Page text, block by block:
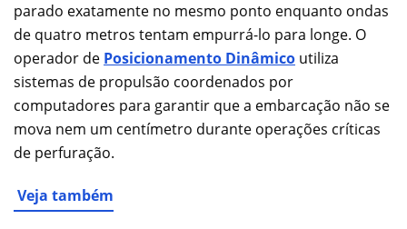
parado exatamente no mesmo ponto enquanto ondas
de quatro metros tentam empurrá-lo para longe. O
operador de Posicionamento Dinâmico utiliza
sistemas de propulsão coordenados por
computadores para garantir que a embarcação não se
mova nem um centímetro durante operações críticas
de perfuração.
Veja também